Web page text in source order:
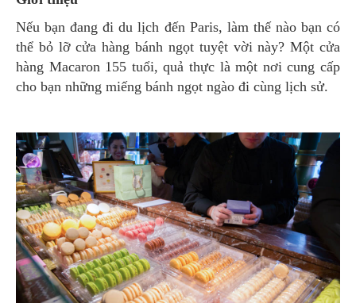
Nếu bạn đang đi du lịch đến Paris, làm thế nào bạn có
thể bỏ lỡ cửa hàng bánh ngọt tuyệt vời này? Một cửa
hàng Macaron 155 tuổi, quả thực là một nơi cung cấp
cho bạn những miếng bánh ngọt ngào đi cùng lịch sử.